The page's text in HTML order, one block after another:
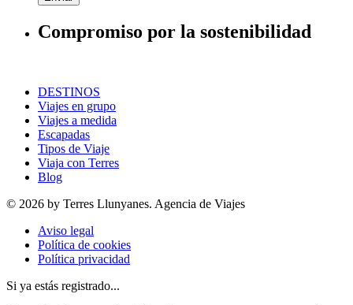
Compromiso por la sostenibilidad
DESTINOS
Viajes en grupo
Viajes a medida
Escapadas
Tipos de Viaje
Viaja con Terres
Blog
© 2026 by Terres Llunyanes. Agencia de Viajes
Aviso legal
Política de cookies
Política privacidad
Si ya estás registrado...